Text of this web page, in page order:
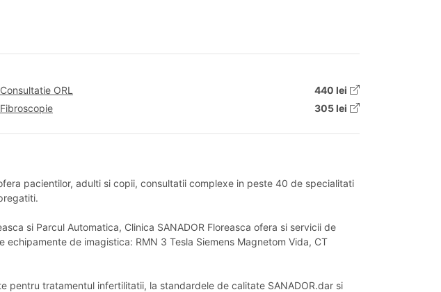
Consultatie ORL
440 lei
Fibroscopie 305 lei
pacientilor, adulti si copii, consultatii complexe in peste 40 de specialitati
si Parcul Automatica, Clinica SANADOR Floreasca ofera si servicii de
de imagistica: RMN 3 Tesla Siemens Magnetom Vida, CT
pentru tratamentul infertilitatii, la standardele de calitate SANADOR.dar si